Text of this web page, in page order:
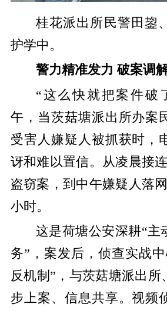
桂花派出所民警田鋆
护学中。
警力精准发力 破案调
“这么快就把案件破
午，当茨菇塘派出所办案
受害人嫌疑人被抓获时，
讶和难以置信。从凌晨接
盗窃案，到中午嫌疑人落
小时。
这是荷塘公安深耕“主
务”，案发后，侦查实战
反机制”，与茨菇塘派出所
步上案、信息共享。视频